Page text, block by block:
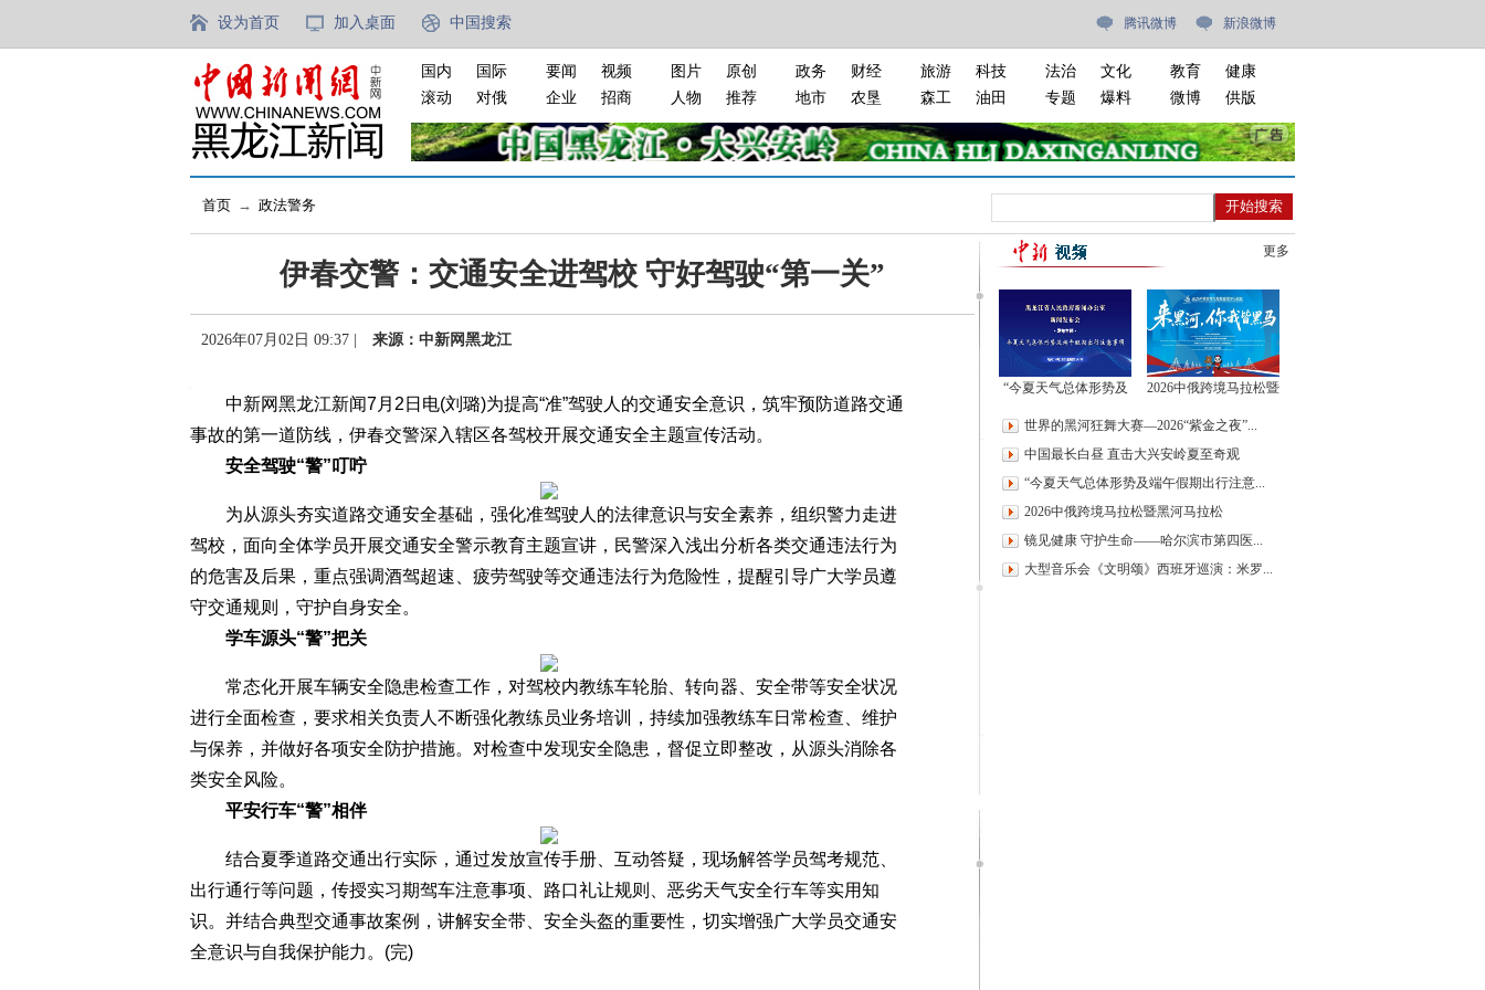
设为首页 加入桌面 中国搜索 腾讯微博 新浪微博
国内
国际
滚动
对俄
要闻
视频
企业
招商
图片
原创
人物
推荐
政务
财经
地市
农垦
旅游
科技
森工
油田
法治
文化
专题
爆料
教育
健康
微博
供版
首页 → 政法警务
伊春交警：交通安全进驾校 守好驾驶“第一关”
2026年07月02日 09:37 | 来源：中新网黑龙江
中新网黑龙江新闻7月2日电(刘璐)为提高“准”驾驶人的交通安全意识，筑牢预防道路交通
事故的第一道防线，伊春交警深入辖区各驾校开展交通安全主题宣传活动。
安全驾驶“警”叮咛
为从源头夯实道路交通安全基础，强化准驾驶人的法律意识与安全素养，组织警力走进
驾校，面向全体学员开展交通安全警示教育主题宣讲，民警深入浅出分析各类交通违法行为
的危害及后果，重点强调酒驾超速、疲劳驾驶等交通违法行为危险性，提醒引导广大学员遵
守交通规则，守护自身安全。
学车源头“警”把关
常态化开展车辆安全隐患检查工作，对驾校内教练车轮胎、转向器、安全带等安全状况
进行全面检查，要求相关负责人不断强化教练员业务培训，持续加强教练车日常检查、维护
与保养，并做好各项安全防护措施。对检查中发现安全隐患，督促立即整改，从源头消除各
类安全风险。
平安行车“警”相伴
结合夏季道路交通出行实际，通过发放宣传手册、互动答疑，现场解答学员驾考规范、
出行通行等问题，传授实习期驾车注意事项、路口礼让规则、恶劣天气安全行车等实用知
识。并结合典型交通事故案例，讲解安全带、安全头盔的重要性，切实增强广大学员交通安
全意识与自我保护能力。(完)
更多
“今夏天气总体形势及
项”新闻发布会
2026中俄跨境马拉松暨
世界的黑河狂舞大赛—2026“紫金之夜”...
中国最长白昼 直击大兴安岭夏至奇观
“今夏天气总体形势及端午假期出行注意...
2026中俄跨境马拉松暨黑河马拉松
镜见健康 守护生命——哈尔滨市第四医...
大型音乐会《文明颂》西班牙巡演：米罗...